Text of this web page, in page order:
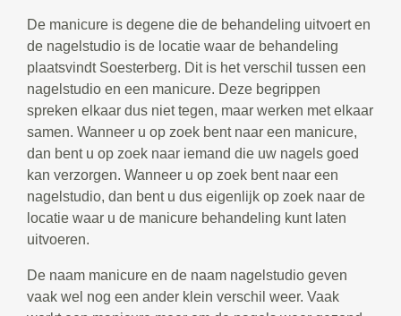
De manicure is degene die de behandeling uitvoert en
de nagelstudio is de locatie waar de behandeling
plaatsvindt Soesterberg. Dit is het verschil tussen een
nagelstudio en een manicure. Deze begrippen
spreken elkaar dus niet tegen, maar werken met elkaar
samen. Wanneer u op zoek bent naar een manicure,
dan bent u op zoek naar iemand die uw nagels goed
kan verzorgen. Wanneer u op zoek bent naar een
nagelstudio, dan bent u dus eigenlijk op zoek naar de
locatie waar u de manicure behandeling kunt laten
uitvoeren.
De naam manicure en de naam nagelstudio geven
vaak wel nog een ander klein verschil weer. Vaak